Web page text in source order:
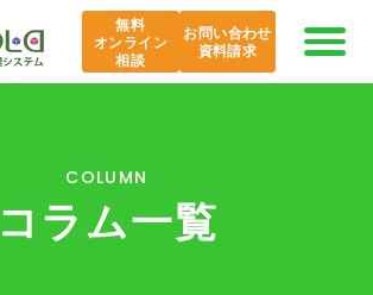
無料
オンライン
相談
お問い合わせ
資料請求
COLUMN
コラム一覧